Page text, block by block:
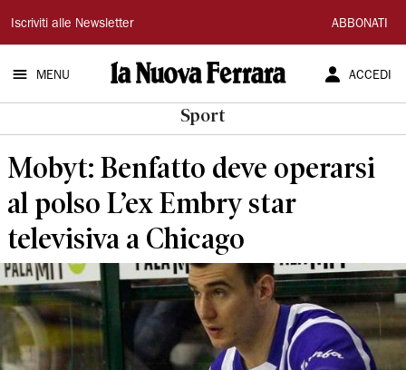
La
Nuova
Ferrara
Iscriviti alle Newsletter ABBONATI
MENU ACCEDI
Sport
Mobyt: Benfatto deve operarsi
al polso L’ex Embry star
televisiva a Chicago